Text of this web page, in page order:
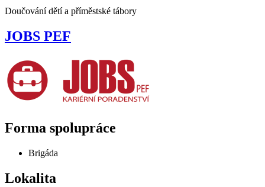
Doučování dětí a příměstské tábory
JOBS PEF
Forma spolupráce
Brigáda
Lokalita